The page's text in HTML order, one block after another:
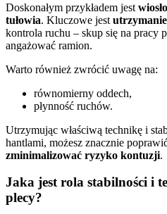
Doskonałym przykładem jest
tułowia. Kluczowe jest
kontrola ruchu – skup się na pracy
angażować ramion.
Warto również zwrócić uwagę na:
równomierny oddech,
płynność ruchów.
Utrzymując właściwą technikę i
hantlami, możesz znacznie
zminimalizować ryzyko kontuzji.
Jaka jest rola stabilności i
plecy?